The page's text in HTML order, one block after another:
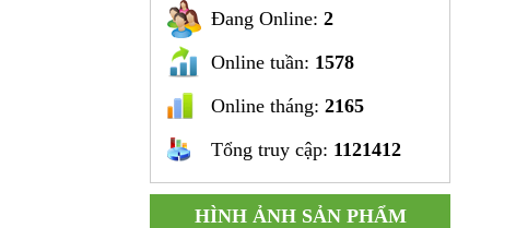
Súng khoan cong hình L 3/8"
Đang Online: 2
Online tuần: 1578
Online tháng: 2165
Tổng truy cập: 1121412
HÌNH ẢNH SẢN PHẨM